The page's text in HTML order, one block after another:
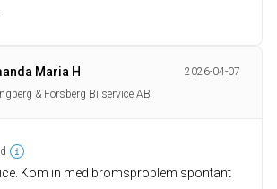
Maria H
2026-04-07
& Forsberg Bilservice AB
Kom in med bromsproblem spontant